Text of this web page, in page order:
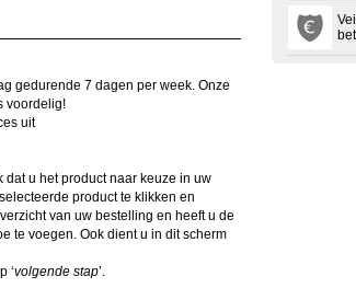
gedurende 7 dagen per week. Onze
voordelig!
uit
u het product naar keuze in uw
product te klikken en
van uw bestelling en heeft u de
te voegen. Ook dient u in dit scherm
‘volgende stap’.